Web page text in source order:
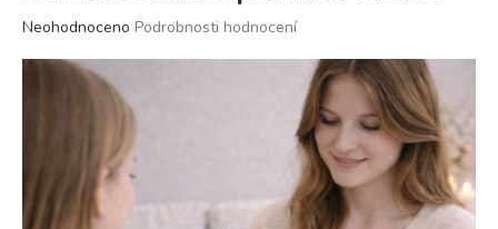
Průměrné
produktu
hvězdiček.
Neohodnoceno Podrobnosti hodnocení